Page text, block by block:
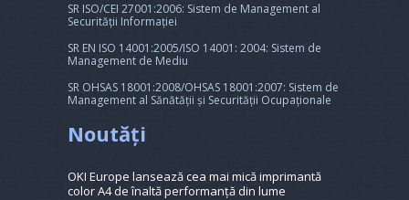
SR ISO/CEI 27001:2006: Sistem de Management al
Securității Informației
SR EN ISO 14001:2005/ISO 14001: 2004: Sistem de
Management de Mediu
SR OHSAS 18001:2008/OHSAS 18001:2007: Sistem de
Management al Sănătății și Securității Ocupaționale
Noutăți
OKI Europe lansează cea mai mică imprimantă
color A4 de înaltă performanță din lume